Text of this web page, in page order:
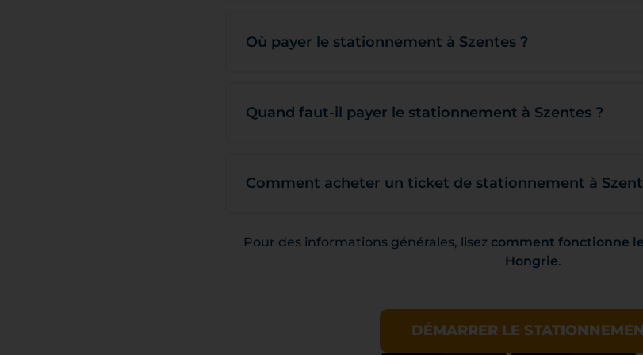
Où payer le stationnement à Szentes ?
Quand faut-il payer le stationnement à Szentes ?
Comment acheter un ticket de stationnement à
Pour des informations générales, lisez comment fonctionne
Hongrie.
DÉMARRER LE